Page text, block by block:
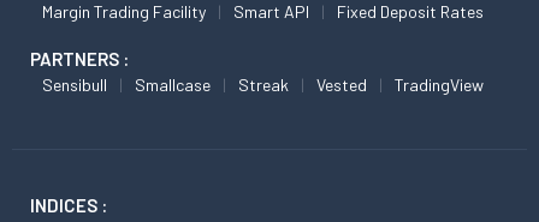
Margin Trading Facility
Smart API Fixed Deposit Rates
PARTNERS :
Sensibull Smallcase Streak Vested TradingView
INDICES :